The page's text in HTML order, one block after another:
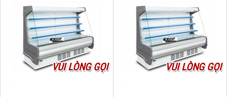
VUI LÒNG GỌI VUI LÒNG GỌI